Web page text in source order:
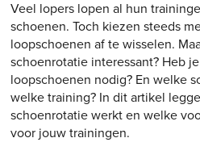
Veel lopers lopen al hun
schoenen. Toch kiezen steeds
loopschoenen af te wisselen.
schoenrotatie interessant? Heb
loopschoenen nodig? En welke
welke training? In dit artikel
schoenrotatie werkt en welke
voor jouw trainingen.